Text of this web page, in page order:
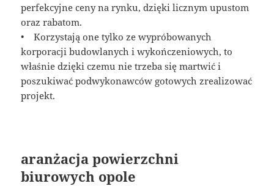
perfekcyjne ceny na rynku, dzięki licznym upustom
oraz rabatom.
• Korzystają one tylko ze wypróbowanych
korporacji budowlanych i wykończeniowych, to
właśnie dzięki czemu nie trzeba się martwić i
poszukiwać podwykonawców gotowych zrealizować
projekt.
aranżacja powierzchni
biurowych opole